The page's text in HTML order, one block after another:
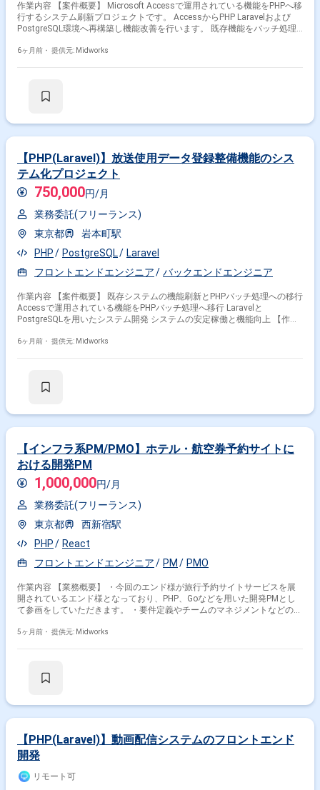
作業内容 【案件概要】 Microsoft Accessで運用されている機能をPHPへ移
行するシステム刷新プロジェクトです。 AccessからPHP Laravelおよび
PostgreSQL環境へ再構築し機能改善を行います。 既存機能をバッチ処理
た長期案件です。 【作業内容】 ・PHP Laravelを用いたバックエンドAPI設
6ヶ月前・ 提供元: Midworks
【PHP(Laravel)】放送使用データ登録整備機能のシス
テム化プロジェクト
750,000円/月
業務委託(フリーランス)
東京都
岩本町駅
PHP
PostgreSQL
Laravel
フロントエンドエンジニア
バックエンドエンジニア
作業内容 【案件概要】 既存システムの機能刷新とPHPバッチ処理への移行
Accessで運用されている機能をPHPバッチ処理へ移行 Laravelと
PostgreSQLを用いたシステム開発 システムの安定稼働と機能向上 【作業
ト PostgreSQLデータベースへのデータ登録、更新、削除処理の実装 既存
6ヶ月前・ 提供元: Midworks
【インフラ系PM/PMO】ホテル・航空券予約サイトに
おける開発PM
1,000,000円/月
業務委託(フリーランス)
東京都
西新宿駅
PHP
React
フロントエンドエンジニア
PM PMO
作業内容 【業務概要】 ・今回のエンド様が旅行予約サイトサービスを展
開されているエンド様となっており、PHP、Goなどを用いた開発PMとし
て参画をしていただきます。 ・要件定義やチームのマネジメントなどのプ
ただきます。
5ヶ月前・ 提供元: Midworks
【PHP(Laravel)】動画配信システムのフロントエンド
開発
リモート可